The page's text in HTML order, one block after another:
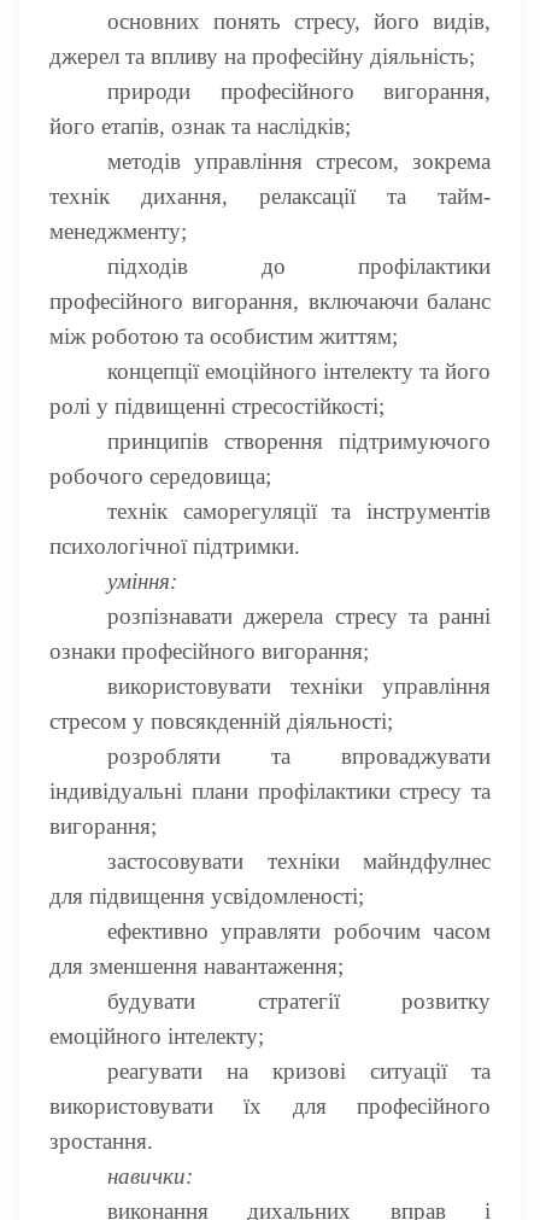
основних понять стресу, його видів,
джерел та впливу на професійну діяльність;
природи професійного вигорання,
його етапів, ознак та наслідків;
методів управління стресом, зокрема
технік дихання, релаксації та тайм-
менеджменту;
підходів до профілактики
професійного вигорання, включаючи баланс
між роботою та особистим життям;
концепції емоційного інтелекту та його
ролі у підвищенні стресостійкості;
принципів створення підтримуючого
робочого середовища;
технік саморегуляції та інструментів
психологічної підтримки.
уміння:
розпізнавати джерела стресу та ранні
ознаки професійного вигорання;
використовувати техніки управління
стресом у повсякденній діяльності;
розробляти та впроваджувати
індивідуальні плани профілактики стресу та
вигорання;
застосовувати техніки майндфулнес
для підвищення усвідомленості;
ефективно управляти робочим часом
для зменшення навантаження;
будувати стратегії розвитку
емоційного інтелекту;
реагувати на кризові ситуації та
використовувати їх для професійного
зростання.
навички:
виконання дихальних вправ і